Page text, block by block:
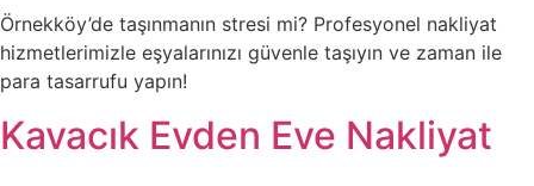
Örnekköy’de taşınmanın stresi mi? Profesyonel nakliyat
hizmetlerimizle eşyalarınızı güvenle taşıyın ve zaman ile
para tasarrufu yapın!
Kavacık Evden Eve Nakliyat